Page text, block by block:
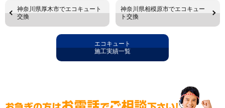
神奈川県厚木市でエコキュート
交換
神奈川県相模原市でエコキュー
ト交換
エコキュート
施工実績一覧